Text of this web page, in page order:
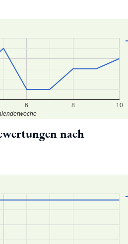
6 8 10
nach